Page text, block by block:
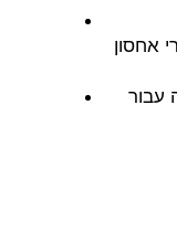
אחסון
עבור